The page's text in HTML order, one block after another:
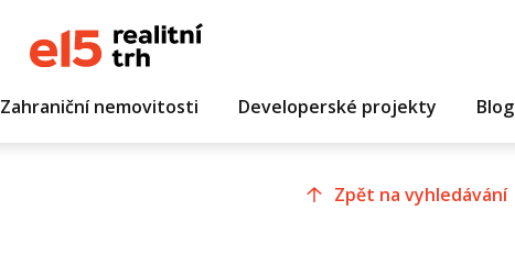
Zahraniční nemovitosti Developerské projekty Blog
Zpět na vyhledávání